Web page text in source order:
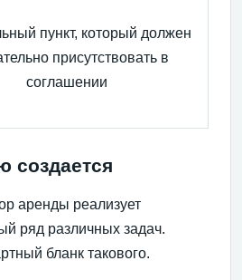
пункт, который должен
присутствовать в
соглашении
создается
аренды реализует
ряд различных задач.
бланк такового.